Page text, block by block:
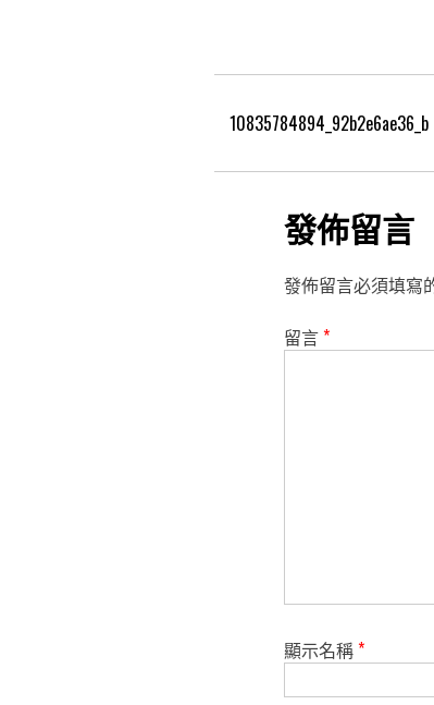
10835784894_92b2e6ae36_b
發佈留言
發佈留言必須填寫
留言*
顯示名稱*